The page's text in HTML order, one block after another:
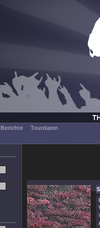
Berichte
Tourdaten